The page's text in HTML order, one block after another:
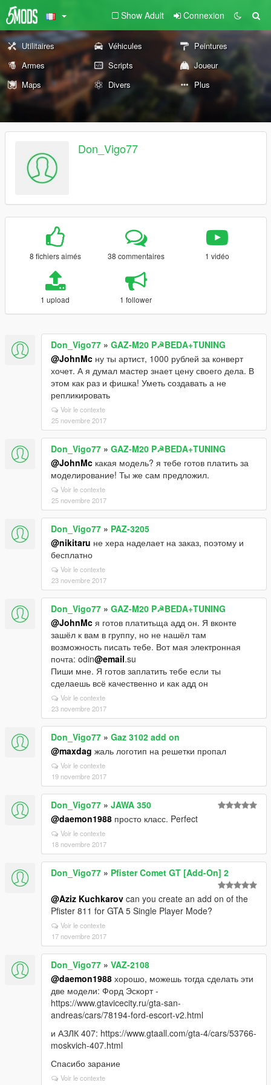
Show Adult Connexion
Utilitaires Véhicules
Peintures
Armes
Scripts
Joueur
Maps
Divers Plus
Don_Vigo77
8 fichiers aimés 38 commentaires 1 vidéo
1 upload 1 follower
Don_Vigo77 » GAZ-M20 P☭BEDA+TUNING
@JohnMc ну ты артист, 1000 рублей за конверт
хочет. А я думал мастер знает цену своего дела. В
этом как раз и фишка! Уметь создавать а не
репликировать
Voir le contexte
25 novembre 2017
Don_Vigo77 » GAZ-M20 P☭BEDA+TUNING
@JohnMc какая модель? я тебе готов платить за
моделирование! Ты же сам предложил.
Voir le contexte
25 novembre 2017
Don_Vigo77 » PAZ-3205
@nikitaru не хера наделает на заказ, поэтому и
бесплатно
Voir le contexte
23 novembre 2017
Don_Vigo77 » GAZ-M20 P☭BEDA+TUNING
@JohnMc я готов платитьща адд он. Я вконте
зашёл к вам в группу, но не нашёл там
возможность писать тебе. Вот мая электронная
почта: odin@email.su
Пиши мне. Я готов заплатить тебе если ты
сделаешь всё качественно и как адд он
Voir le contexte
23 novembre 2017
Don_Vigo77 » Gaz 3102 add on
@maxdag жаль логотип на решетки пропал
Voir le contexte
19 novembre 2017
Don_Vigo77 » JAWA 350
@daemon1988 просто класс. Perfect
Voir le contexte
18 novembre 2017
Don_Vigo77 » Pfister Comet GT [Add-On] 2
@Aziz Kuchkarov can you create an add on of the
Pfister 811 for GTA 5 Single Player Mode?
Voir le contexte
17 novembre 2017
Don_Vigo77 » VAZ-2108
@daemon1988 хорошо, можешь тогда сделать эти
две модели: Форд Эскорт -
https://www.gtavicecity.ru/gta-san-
andreas/cars/78194-ford-escort-v2.html
и АЗЛК 407: https://www.gtaall.com/gta-4/cars/53766-
moskvich-407.html
Спасибо зарание
Voir le contexte